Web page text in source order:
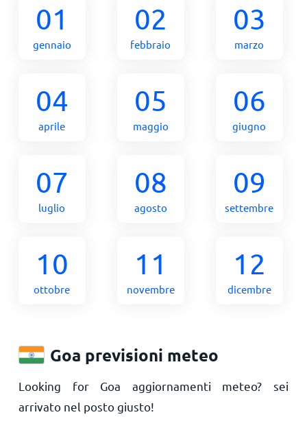
01
gennaio
02
febbraio
03
marzo
04
aprile
05
maggio
06
giugno
07
luglio
08
agosto
09
settembre
10
ottobre
11
novembre
12
dicembre
Goa previsioni meteo
Looking for Goa aggiornamenti meteo? sei
arrivato nel posto giusto!